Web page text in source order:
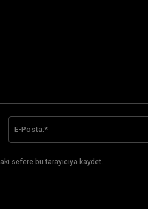
sefere bu tarayıcıya kaydet.